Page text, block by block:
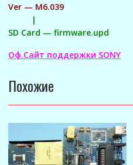
Ver — M6.039
|
SD Card — firmware.upd
Оф.Сайт поддержки SONY
Похожие